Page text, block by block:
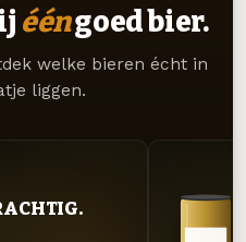
ééngoed bier.
welke bieren écht in
liggen.